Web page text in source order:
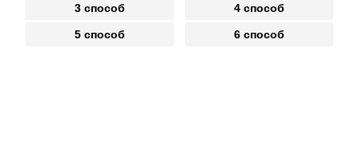
3 способ 4 способ
5 способ 6 способ